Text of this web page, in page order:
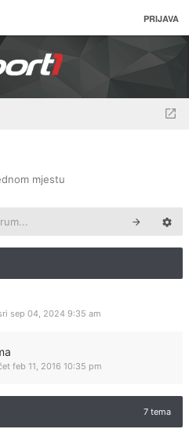
PRIJAVA
mjestu
sep 04, 2024 9:35 am
feb 11, 2016 10:35 pm
7 tema